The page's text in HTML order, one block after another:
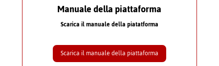
Manuale della piattaforma
Scarica il manuale della piatatforma
Scarica il manuale della piattaforma